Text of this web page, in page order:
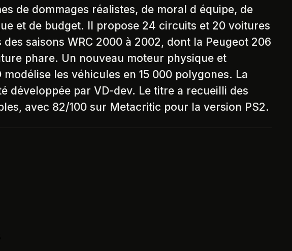
de dommages réalistes, de moral d équipe, de
et de budget. Il propose 24 circuits et 20 voitures
saisons WRC 2000 à 2002, dont la Peugeot 206
phare. Un nouveau moteur physique et
modélise les véhicules en 15 000 polygones. La
développée par VD-dev. Le titre a recueilli des
avec 82/100 sur Metacritic pour la version PS2.